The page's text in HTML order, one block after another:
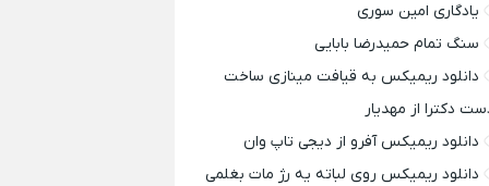
یادگاری امین سوری
سنگ تمام حمیدرضا بابایی
دانلود ریمیکس به قیافت مینازی ساخت
دکترا از مهدیار
دانلود ریمیکس آفرو از ديجی تاپ وان
دانلود ریمیکس روی لباته یه رژ مات بغلمی